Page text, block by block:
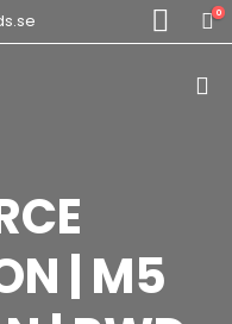
0
| M5